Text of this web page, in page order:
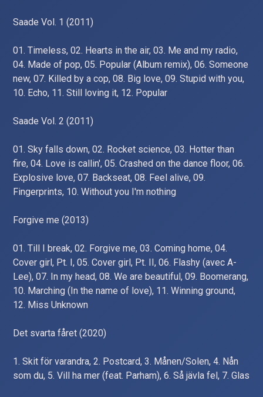
Saade Vol. 1 (2011)
01. Timeless, 02. Hearts in the air, 03. Me and my radio,
04. Made of pop, 05. Popular (Album remix), 06. Someone
new, 07. Killed by a cop, 08. Big love, 09. Stupid with you,
10. Echo, 11. Still loving it, 12. Popular
Saade Vol. 2 (2011)
01. Sky falls down, 02. Rocket science, 03. Hotter than
fire, 04. Love is callin', 05. Crashed on the dance floor, 06.
Explosive love, 07. Backseat, 08. Feel alive, 09.
Fingerprints, 10. Without you I'm nothing
Forgive me (2013)
01. Till I break, 02. Forgive me, 03. Coming home, 04.
Cover girl, Pt. I, 05. Cover girl, Pt. II, 06. Flashy (avec A-
Lee), 07. In my head, 08. We are beautiful, 09. Boomerang,
10. Marching (In the name of love), 11. Winning ground,
12. Miss Unknown
Det svarta fåret (2020)
1. Skit för varandra, 2. Postcard, 3. Månen/Solen, 4. Nån
som du, 5. Vill ha mer (feat. Parham), 6. Så jävla fel, 7. Glas